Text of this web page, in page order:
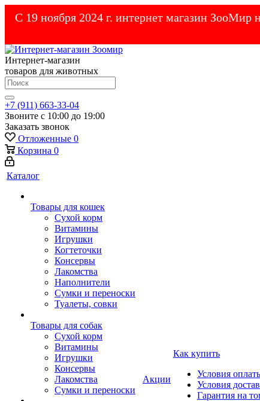
С 19 ноября 2024 г. интернет магазин ЗооМир
Интернет-магазин
товаров для животных
+7 (911) 663-33-04
Звоните с 10:00 до 19:00
Заказать звонок
Отложенные 0
Корзина 0
Каталог
Товары для кошек
Cухой корм
Витамины
Игрушки
Когтеточки
Консервы
Лакомства
Наполнители
Сумки и переноски
Туалеты, совки
Товары для собак
Cухой корм
Витамины
Игрушки
Консервы
Лакомства
Сумки и переноски
Акции
Как купить
Условия
Условия
Гарантия на